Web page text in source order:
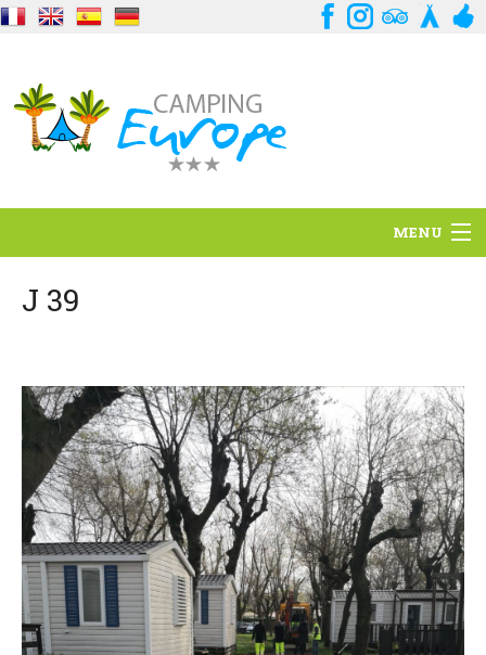
MENU
Situation
Services
Contact
Coordonnées et accès
Formulaire de contact
Documentations
Actualités
J 39